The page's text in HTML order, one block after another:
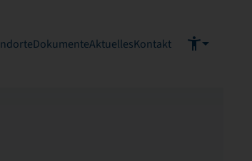
DokumenteAktuellesKontakt